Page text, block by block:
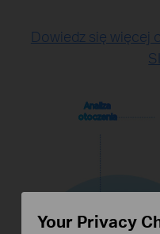
Dowiedz się więcej
Analiza
otoczenia
Your Privacy